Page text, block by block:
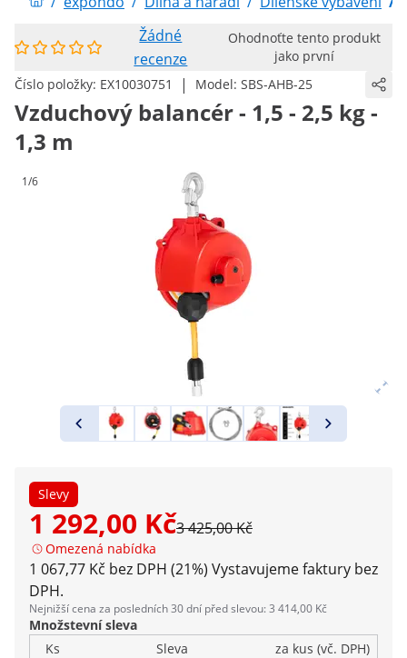
Žádné
recenze
Ohodnoťte tento produkt
jako první
Číslo položky: EX10030751 | Model: SBS-AHB-25
Vzduchový balancér - 1,5 - 2,5 kg -
1,3 m
1/6
Slevy
1 292,00 Kč3 425,00 Kč
Omezená nabídka
1 067,77 Kč bez DPH (21%) Vystavujeme faktury bez
DPH.
Nejnižší cena za posledních 30 dní před slevou: 3 414,00 Kč
Množstevní sleva
Ks
Sleva
za kus (vč. DPH)